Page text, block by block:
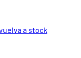
a stock